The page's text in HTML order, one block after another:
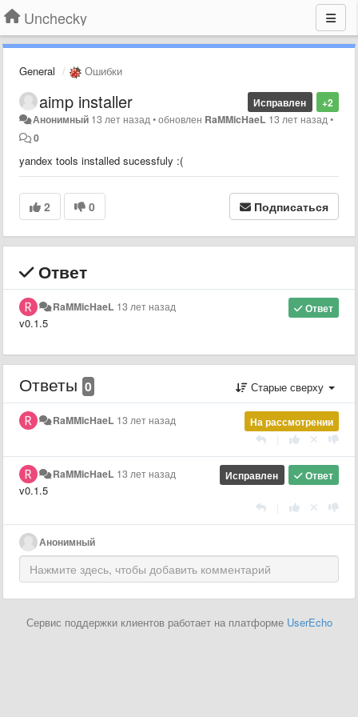
Unchecky
General Ошибки
+2
Исправлен
aimp installer
Анонимный 13 лет назад •обновлен RaMMicHaeL 13 лет назад •
0
yandex tools installed sucessfuly :(
2 0 Подписаться
Ответ
Ответ
RaMMicHaeL 13 лет назад
v0.1.5
Ответы 0 Старые сверху
На рассмотрении
RaMMicHaeL 13 лет назад
Ответ
Исправлен
RaMMicHaeL 13 лет назад
v0.1.5
Анонимный
Сервис поддержки клиентов работает на платформе UserEcho